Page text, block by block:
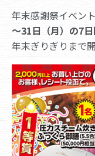
年末感謝祭イベン
～31日（月）の7日
年末ぎりぎりまで